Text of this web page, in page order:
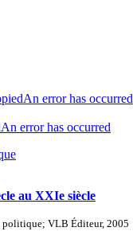
An error has occurred
An error has occurred
au XXIe siècle
politique; VLB Éditeur, 2005